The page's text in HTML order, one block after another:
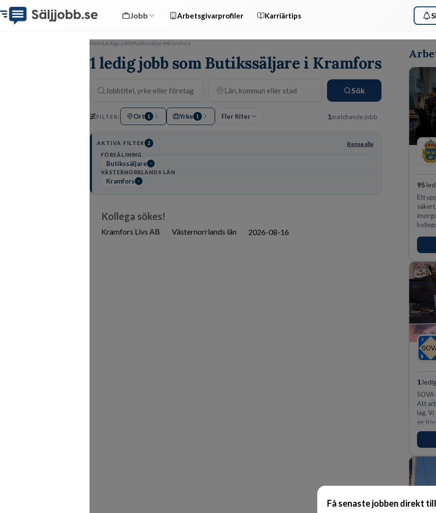
Jobb Arbetsgivarprofiler Karriärtips
Få senaste jobben direkt
HemLediga jobbButikssäljareKramfors
1 ledig jobb som Butikssäljare i Kramfors
Sök
FILTER: Ort 1 Yrke 1 Fler filter 1matchande jobb
AKTIVA FILTER 2 Rensa alla
FÖRSÄLJNING
Butikssäljare
VÄSTERNORRLANDS LÄN
Kramfors
Kollega sökes!
Kramfors Livs AB Västernorrlands län 2026-08-16
95
Ett
1
Att
lag.
en